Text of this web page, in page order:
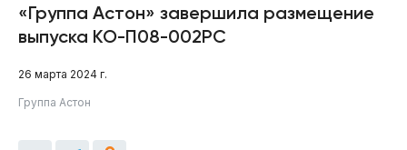
«Группа Астон» завершила размещение
выпуска КО-П08-002РС
26 марта 2024 г.
Группа Астон